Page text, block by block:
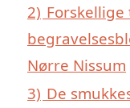
2)
Nørre Nissum
3) De